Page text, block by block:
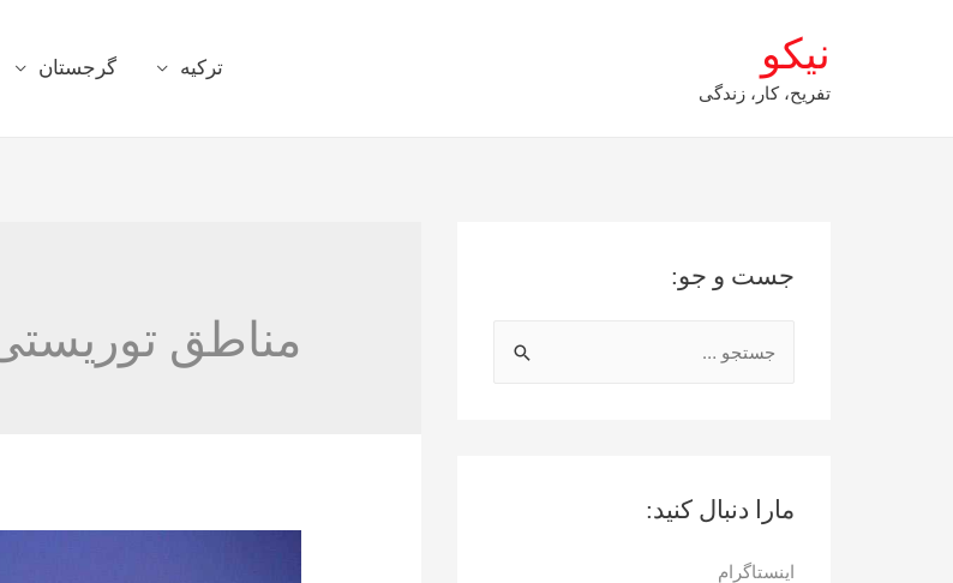
نیکو
تفریح، کار، زندگی
ترکیه گرجستان
جست و جو:
بمارا دنبال کنید:
اینستاگرام
مناطق